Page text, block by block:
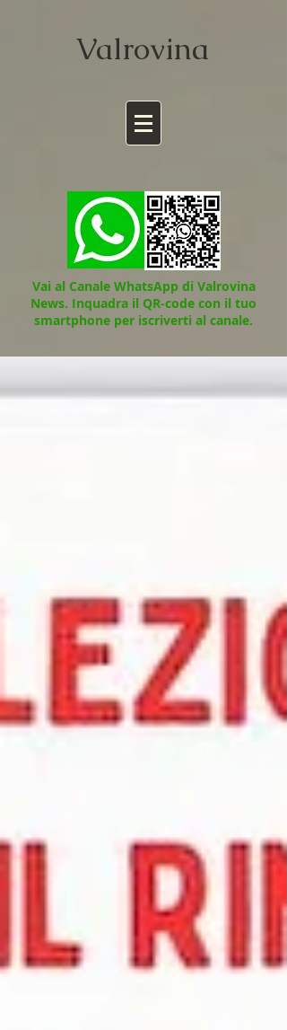
Valrovina
Vai al Canale WhatsApp di Valrovina
News. Inquadra il QR-code con il tuo
smartphone per iscriverti al canale.